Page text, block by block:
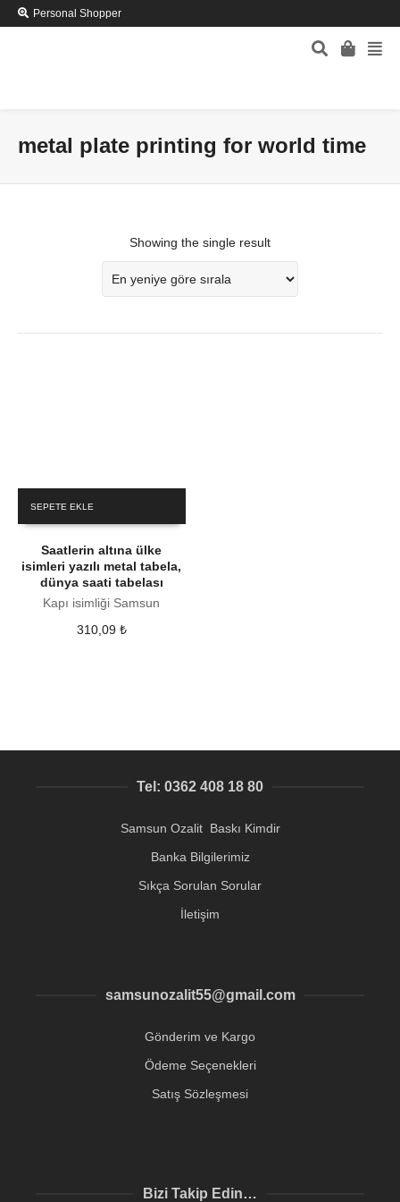
Personal Shopper
metal plate printing for world time
Showing the single result
SEPETE EKLE
Saatlerin altına ülke
isimleri yazılı metal tabela,
dünya saati tabelası
Kapı isimliği Samsun
310,09 ₺
Tel: 0362 408 18 80
Samsun Ozalit Baskı Kimdir
Banka Bilgilerimiz
Sıkça Sorulan Sorular
İletişim
samsunozalit55@gmail.com
Gönderim ve Kargo
Ödeme Seçenekleri
Satış Sözleşmesi
Bizi Takip Edin…